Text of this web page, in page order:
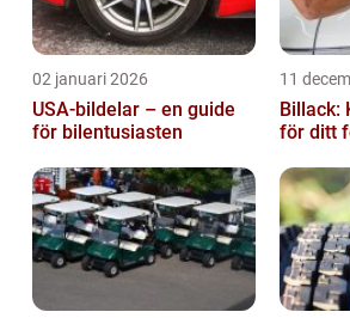
02 januari 2026
USA-bildelar – en guide
för bilentusiasten
11
Billack:
för ditt